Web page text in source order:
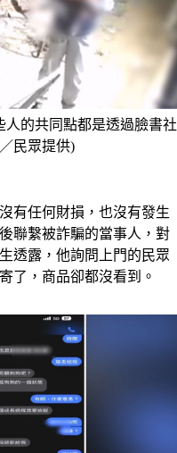
的共同點都是透過臉書
民眾提供)
有任何財損，也沒有發生
聯繫被詐騙的當事人，對
透露，他詢問上門的民眾
了，商品卻都沒看到。